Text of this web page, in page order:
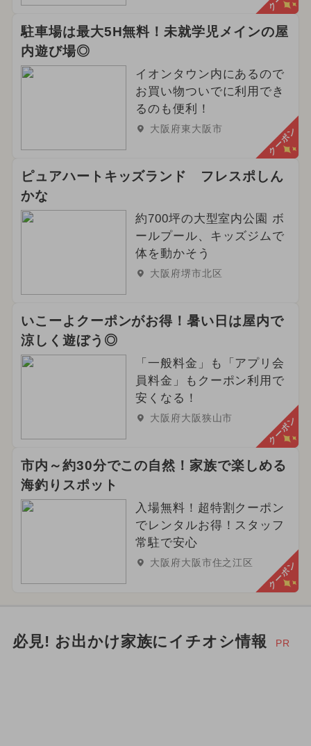
駐車場は最大5H無料！未就学児メインの屋
内遊び場◎
イオンタウン内にあるので
お買い物ついでに利用でき
るのも便利！
大阪府東大阪市 クーポン
ピュアハートキッズランド フレスポしん
かな
約700坪の大型室内公園 ボ
ールプール、キッズジムで
体を動かそう
大阪府堺市北区
いこーよクーポンがお得！暑い日は屋内で
涼しく遊ぼう◎
「一般料金」も「アプリ会
員料金」もクーポン利用で
安くなる！
大阪府大阪狭山市 クーポン
市内～約30分でこの自然！家族で楽しめる
海釣りスポット
入場無料！超特割クーポン
でレンタルお得！スタッフ
常駐で安心
大阪府大阪市住之江区 クーポン
必見! お出かけ家族にイチオシ情報 PR